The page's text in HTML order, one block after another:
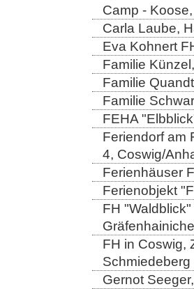
Camp -
Carla Laube,
Eva Kohnert
Familie
Familie
Familie
FEHA
Feriendorf am
4, Coswig/
Ferienhäuser
Ferienobjekt
FH
FH in Coswig,
Schmiedeberg
Gernot